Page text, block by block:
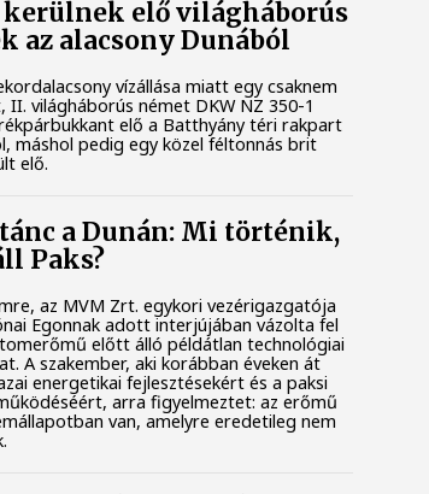
kerülnek elő világháborús
az alacsony Dunából
vízállása miatt egy csaknem
II. világháborús német DKW NZ 350-1
elő a Batthyány téri rakpart
máshol pedig egy közel féltonnás brit
elő.
a Dunán: Mi történik,
Paks?
az MVM Zrt. egykori vezérigazgatója
Egonnak adott interjújában vázolta fel
előtt álló példátlan technológiai
A szakember, aki korábban éveken át
energetikai fejlesztésekért és a paksi
arra figyelmeztet: az erőmű
van, amelyre eredetileg nem